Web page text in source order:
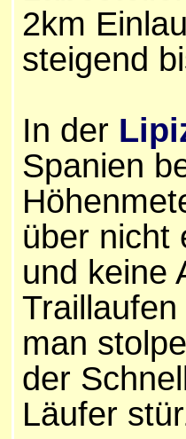
2km
steigend
In der
Spanien
über nicht
und keine
man
der
Läufer